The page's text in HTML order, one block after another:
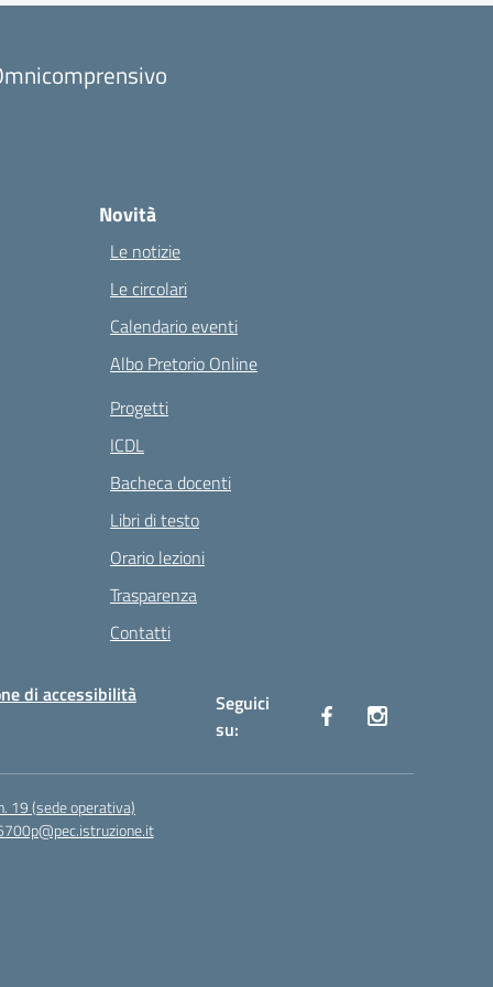
Novità
Le notizie
Le circolari
Calendario eventi
Albo Pretorio Online
Progetti
ICDL
Bacheca docenti
Libri di testo
Orario lezioni
Trasparenza
Contatti
di accessibilità
Seguici
su:
19 (sede operativa)